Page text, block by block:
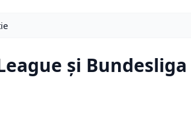
și Bundesliga